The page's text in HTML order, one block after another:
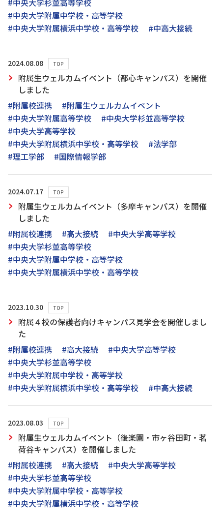
#中央大学杉並高等学校
#中央大学附属中学校・高等学校
#中央大学附属横浜中学校・高等学校
#中高大接続
2024.08.08 TOP
附属生ウェルカムイベント（都心キャンパス）を開催
しました
#附属校連携
#附属生ウェルカムイベント
#中央大学附属高等学校
#中央大学杉並高等学校
#中央大学高等学校
#中央大学附属横浜中学校・高等学校
#法学部
#理工学部
#国際情報学部
2024.07.17 TOP
附属生ウェルカムイベント（多摩キャンパス）を開催
しました
#附属校連携
#高大接続
#中央大学高等学校
#中央大学杉並高等学校
#中央大学附属中学校・高等学校
#中央大学附属横浜中学校・高等学校
2023.10.30 TOP
附属４校の保護者向けキャンパス見学会を開催しまし
た
#附属校連携
#高大接続
#中央大学高等学校
#中央大学杉並高等学校
#中央大学附属中学校・高等学校
#中央大学附属横浜中学校・高等学校
#中高大接続
2023.08.03 TOP
附属生ウェルカムイベント（後楽園・市ヶ谷田町・茗
荷谷キャンパス）を開催しました
#附属校連携
#高大接続
#中央大学高等学校
#中央大学杉並高等学校
#中央大学附属中学校・高等学校
#中央大学附属横浜中学校・高等学校